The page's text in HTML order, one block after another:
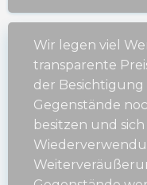
Wir legen viel
transparente
der Besichtigung
Gegenstände
besitzen und